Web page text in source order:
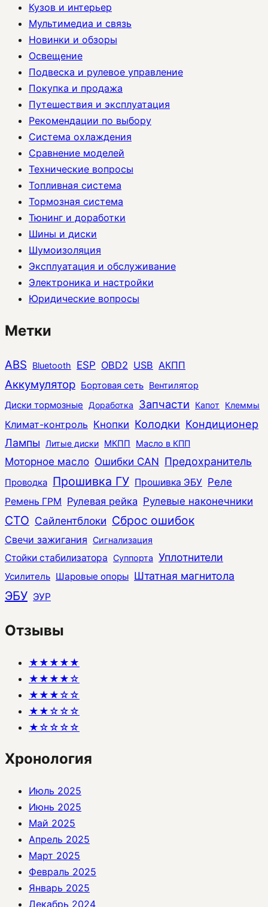
Кузов и интерьер
Мультимедиа и связь
Новинки и обзоры
Освещение
Подвеска и рулевое управление
Покупка и продажа
Путешествия и эксплуатация
Рекомендации по выбору
Система охлаждения
Сравнение моделей
Технические вопросы
Топливная система
Тормозная система
Тюнинг и доработки
Шины и диски
Шумоизоляция
Эксплуатация и обслуживание
Электроника и настройки
Юридические вопросы
Метки
ABS Bluetooth ESP OBD2 USB АКПП
Аккумулятор Бортовая сеть Вентилятор
Диски тормозные Доработка Запчасти Капот Клеммы
Климат-контроль Кнопки Колодки Кондиционер
Лампы Литые диски МКПП Масло в КПП
Моторное масло Ошибки CAN Предохранитель
Проводка Прошивка ГУ Прошивка ЭБУ Реле
Ремень ГРМ Рулевая рейка Рулевые наконечники
СТО Сайлентблоки Сброс ошибок
Свечи зажигания Сигнализация
Стойки стабилизатора Суппорта Уплотнители
Усилитель Шаровые опоры Штатная магнитола
ЭБУ ЭУР
Отзывы
★★★★★
★★★★☆
★★★☆☆
★★☆☆☆
★☆☆☆☆
Хронология
Июль 2025
Июнь 2025
Май 2025
Апрель 2025
Март 2025
Февраль 2025
Январь 2025
Декабрь 2024